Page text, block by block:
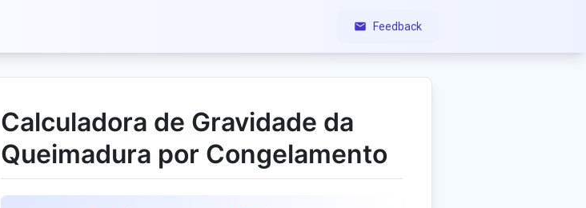
Feedback
Calculadora de Gravidade da
Queimadura por Congelamento